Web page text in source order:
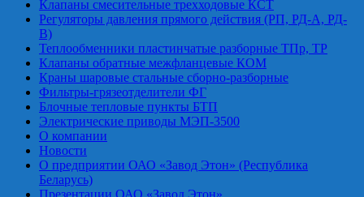
Клапаны смесительные трехходовые КСТ
Регуляторы давления прямого действия (РП, РД-А, РД-
В)
Теплообменники пластинчатые разборные ТПр, ТР
Клапаны обратные межфланцевые КОМ
Краны шаровые стальные сборно-разборные
Фильтры-грязеотделители ФГ
Блочные тепловые пункты БТП
Электрические приводы МЭП-3500
О компании
Новости
О предприятии ОАО «Завод Этон» (Республика
Беларусь)
Презентации ОАО «Завод Этон»